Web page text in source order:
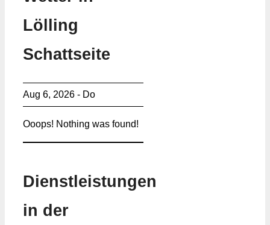
Lölling
Schattseite
Aug 6, 2026 - Do
Ooops! Nothing was found!
Dienstleistungen
in der